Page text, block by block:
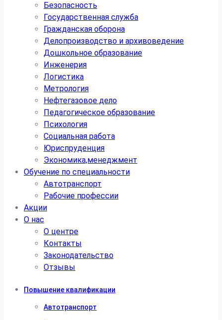
Безопасность
Государственная служба
Гражданская оборона
Делопроизводство и архивоведение
Дошкольное образование
Инженерия
Логистика
Метрология
Нефтегазовое дело
Педагогическое образование
Психология
Социальная работа
Юриспруденция
Экономика,менеджмент
Обучение по специальности
Автотранспорт
Рабочие профессии
Акции
О нас
О центре
Контакты
Законодательство
Отзывы
Повышение квалификации
Автотранспорт